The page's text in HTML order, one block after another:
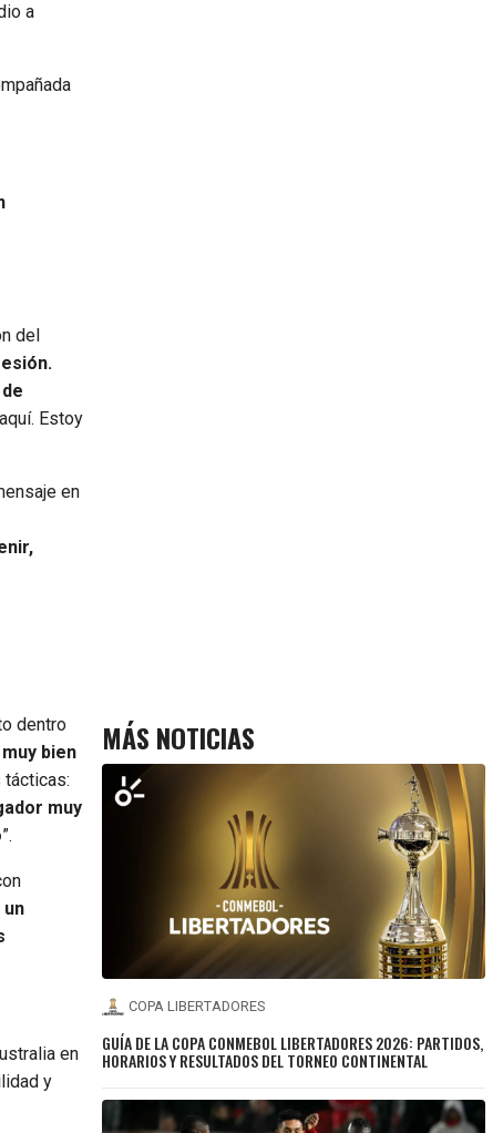
a
del
Estoy
en
dentro
bien
tácticas:
muy
”.
un
en
y
MÁS NOTICIAS
COPA LIBERTADORES
GUÍA DE LA COPA CONMEBOL LIBERTADORES 2026: PARTIDOS,
HORARIOS Y RESULTADOS DEL TORNEO CONTINENTAL